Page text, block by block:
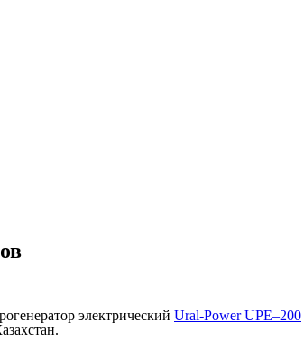
электрический Ural-Power UPE–200